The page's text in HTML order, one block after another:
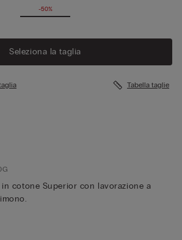
-50%
Seleziona la taglia
Tabella taglie
cotone Superior con lavorazione a